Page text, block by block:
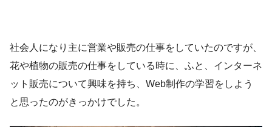
社会人になり主に営業や販売の仕事をしていたのですが、
花や植物の販売の仕事をしている時に、ふと、インターネ
ット販売について興味を持ち、Web制作の学習をしよう
と思ったのがきっかけでした。